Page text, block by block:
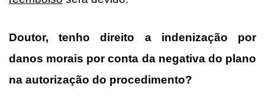
Doutor, tenho direito a indenização por
danos morais por conta da negativa do plano
na autorização do procedimento?